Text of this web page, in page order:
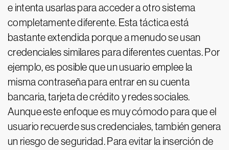
e intenta usarlas para acceder a otro sistema
completamente diferente. Esta táctica está
bastante extendida porque a menudo se usan
credenciales similares para diferentes cuentas. Por
ejemplo, es posible que un usuario emplee la
misma contraseña para entrar en su cuenta
bancaria, tarjeta de crédito y redes sociales.
Aunque este enfoque es muy cómodo para que el
usuario recuerde sus credenciales, también genera
un riesgo de seguridad. Para evitar la inserción de